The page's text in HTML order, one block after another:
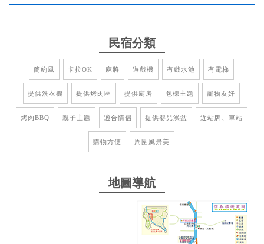
熱情和專業，優質的設施麻將桌、KTV、遊戲機等
2023-08-21 23:13:05
服務親切 又體貼 設備很多有遊戲機 電動麻將桌 KTV
燒烤架 等等的整天在室內也不會無聊 房間廁所等等
都滿乾淨的還有電梯非常方便 整體感覺很新 闆娘也
2023-08-21 19:38:49
民宿分類
簡約風 卡拉OK 麻將 遊戲機 有戲水池 有電梯
提供洗衣機 提供烤肉區 提供廚房 包棟主題 寵物友好
烤肉BBQ 親子主題 適合情侶 提供嬰兒澡盆 近站牌、車站
購物方便 周圍風景美
地圖導航